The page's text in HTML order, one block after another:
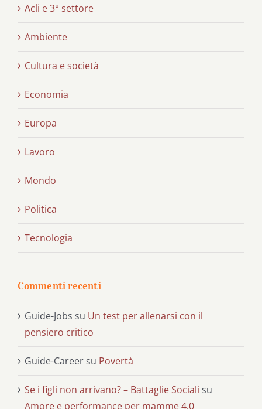
Acli e 3° settore
Ambiente
Cultura e società
Economia
Europa
Lavoro
Mondo
Politica
Tecnologia
Commenti recenti
Guide-Jobs su Un test per allenarsi con il
pensiero critico
Guide-Career su Povertà
Se i figli non arrivano? – Battaglie Sociali su
Amore e performance per mamme 4.0